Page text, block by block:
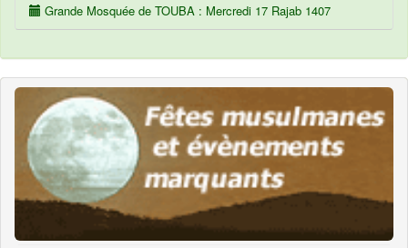
Grande Mosquée de TOUBA : Mercredi 17 Rajab 1407